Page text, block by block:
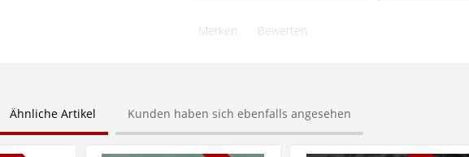
Merken Bewerten
Ähnliche Artikel Kunden haben sich ebenfalls angesehen